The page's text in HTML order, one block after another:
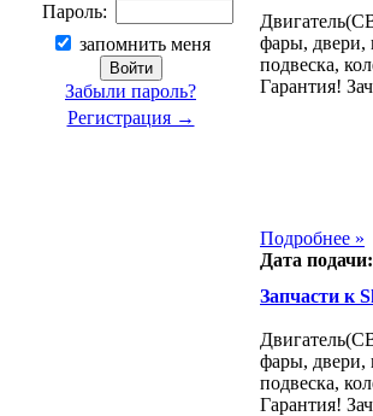
Пароль:
запомнить меня
Забыли пароль?
Регистрация →
фары, двери,
подвеска,
Гарантия!
Подробнее »
Дата подачи:
Запчасти к
фары, двери,
подвеска,
Гарантия!